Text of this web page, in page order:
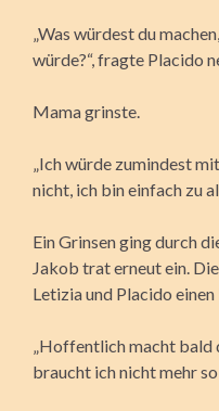
„Was würdest du
würde?“, fragte Placido
Mama grinste.
„Ich würde zumindest
nicht, ich bin einfach zu
Ein Grinsen ging durch
Jakob trat erneut ein.
Letizia und Placido einen
„Hoffentlich macht bald
braucht ich nicht mehr